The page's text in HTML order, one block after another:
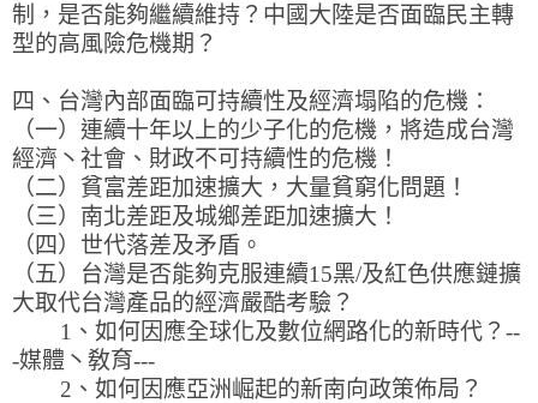
制，是否能夠繼續維持？中國大陸是否面臨民主轉
型的高風險危機期？
四、台灣內部面臨可持續性及經濟塌陷的危機：
（一）連續十年以上的少子化的危機，將造成台灣
經濟丶社會、財政不可持續性的危機！
（二）貧富差距加速擴大，大量貧窮化問題！
（三）南北差距及城鄉差距加速擴大！
（四）世代落差及矛盾。
（五）台灣是否能夠克服連續15黑/及紅色供應鏈擴
大取代台灣產品的經濟嚴酷考驗？
1、如何因應全球化及數位網路化的新時代？--
-媒體丶敎育---
2、如何因應亞洲崛起的新南向政策佈局？